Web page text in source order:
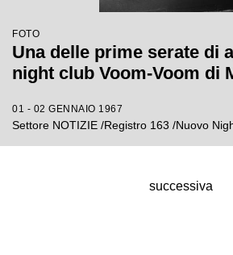
FOTO
Una delle prime serate di
night club Voom-Voom di
01 - 02 GENNAIO 1967
Settore NOTIZIE /Registro 163 /Nuovo
successiva